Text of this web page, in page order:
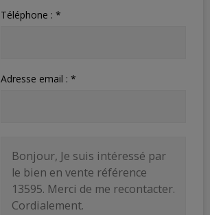
Téléphone : *
Adresse email : *